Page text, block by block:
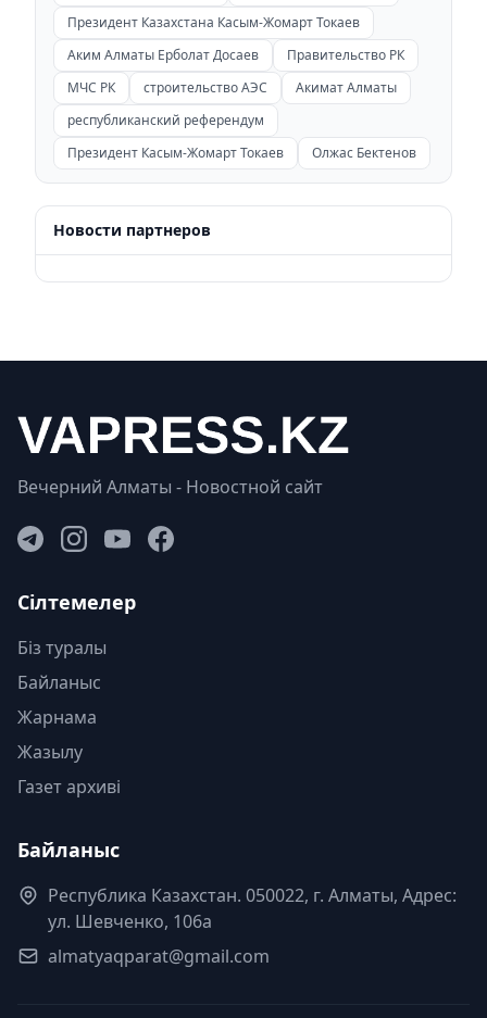
Президент Казахстана Касым-Жомарт Токаев
Аким Алматы Ерболат Досаев
Правительство РК
МЧС РК
строительство АЭС
Акимат Алматы
республиканский референдум
Президент Касым-Жомарт Токаев
Олжас Бектенов
Новости партнеров
Вечерний Алматы - Новостной сайт
Сілтемелер
Біз туралы
Байланыс
Жарнама
Жазылу
Газет архиві
Байланыс
Республика Казахстан. 050022, г. Алматы, Адрес:
ул. Шевченко, 106а
almatyaqparat@gmail.com